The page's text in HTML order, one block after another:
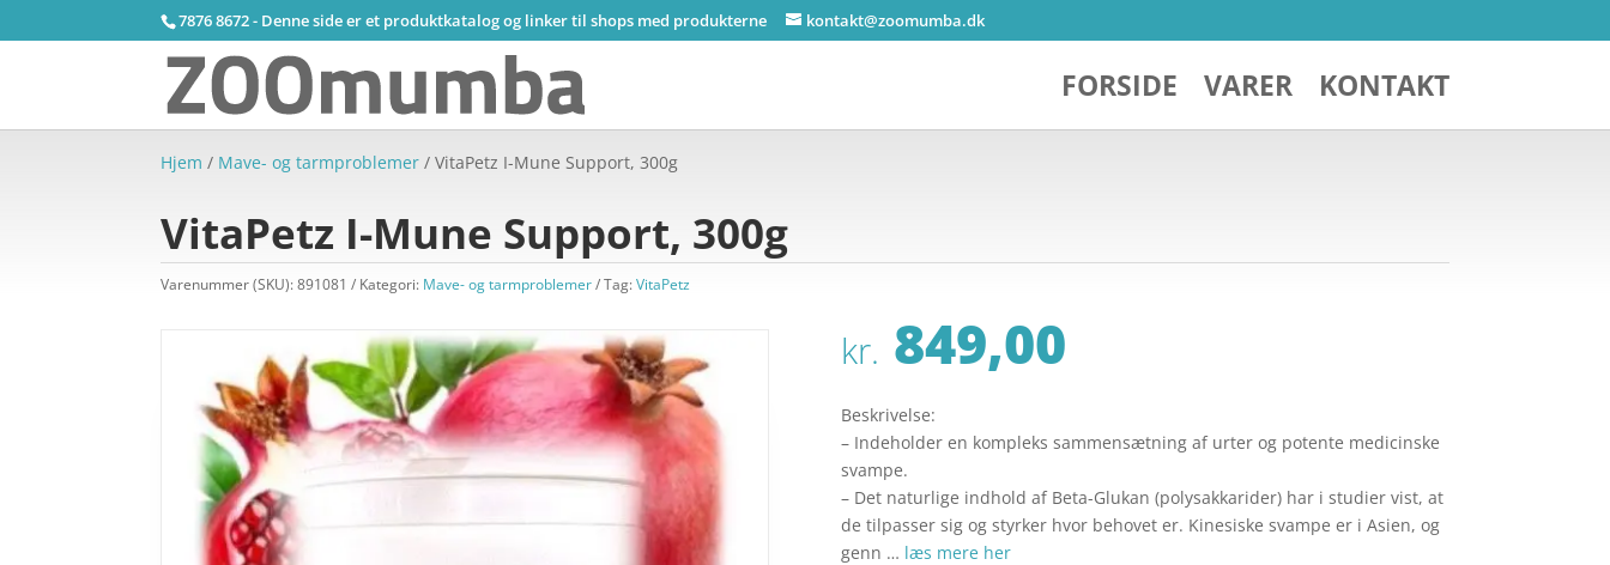
7876 8672 - Denne side er et produktkatalog og linker til shops med produkterne kontakt@zoomumba.dk
FORSIDE VARER KONTAKT
Hjem / Mave- og tarmproblemer / VitaPetz I-Mune Support, 300g
VitaPetz I-Mune Support, 300g
Varenummer (SKU):891081 Kategori: Mave- og tarmproblemer Tag:VitaPetz
kr. 849,00
Beskrivelse:
– Indeholder en kompleks sammensætning af urter og potente medicinske
svampe.
– Det naturlige indhold af Beta-Glukan (polysakkarider) har i studier vist, at
de tilpasser sig og styrker hvor behovet er. Kinesiske svampe er i Asien, og
genn … læs mere her